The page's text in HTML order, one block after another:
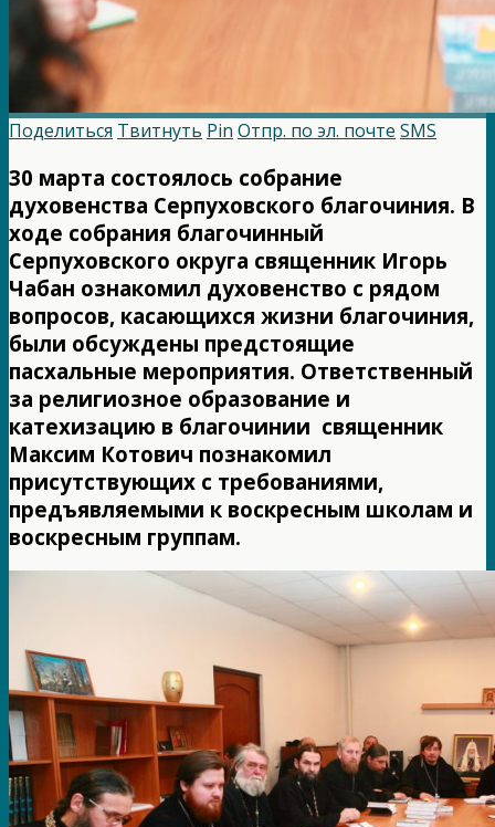
Поделиться Твитнуть Pin Отпр. по эл. почте SMS
30 марта состоялось собрание
духовенства Серпуховского благочиния. В
ходе собрания благочинный
Серпуховского округа священник Игорь
Чабан ознакомил духовенство с рядом
вопросов, касающихся жизни благочиния,
были обсуждены предстоящие
пасхальные мероприятия. Ответственный
за религиозное образование и
катехизацию в благочинии священник
Максим Котович познакомил
присутствующих с требованиями,
предъявляемыми к воскресным школам и
воскресным группам.